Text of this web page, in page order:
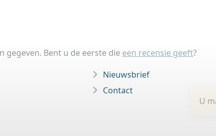
gegeven. Bent u de eerste die een recensie geeft?
U
Nieuwsbrief
Contact